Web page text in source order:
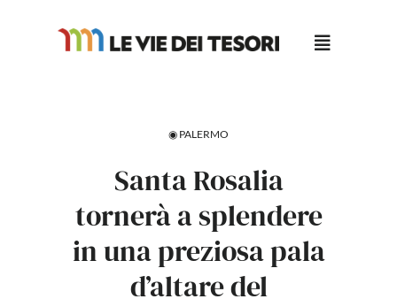
◉ PALERMO
Santa Rosalia
tornerà a splendere
in una preziosa pala
d’altare del